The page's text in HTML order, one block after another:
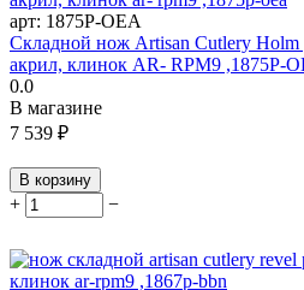
арт: 1875P-OEA
Складной нож Artisan Cutlery Holm
акрил, клинок AR- RPM9 ,1875P-
0.0
В магазине
7 539 ₽
В корзину
+ −